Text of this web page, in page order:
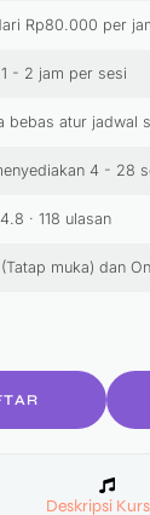
Rp80.000 per
- 2 jam per sesi
bebas atur jadwal
4 - 28
4.8 · 118 ulasan
muka) dan
Deskripsi